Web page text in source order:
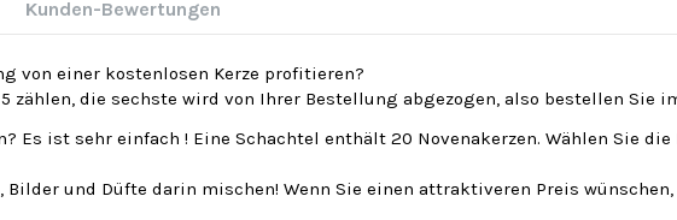
Kunden-Bewertungen
von einer kostenlosen Kerze profitieren?
zählen, die sechste wird von Ihrer Bestellung abgezogen, also bestellen Sie
Es ist sehr einfach ! Eine Schachtel enthält 20 Novenakerzen. Wählen Sie
Bilder und Düfte darin mischen! Wenn Sie einen attraktiveren Preis